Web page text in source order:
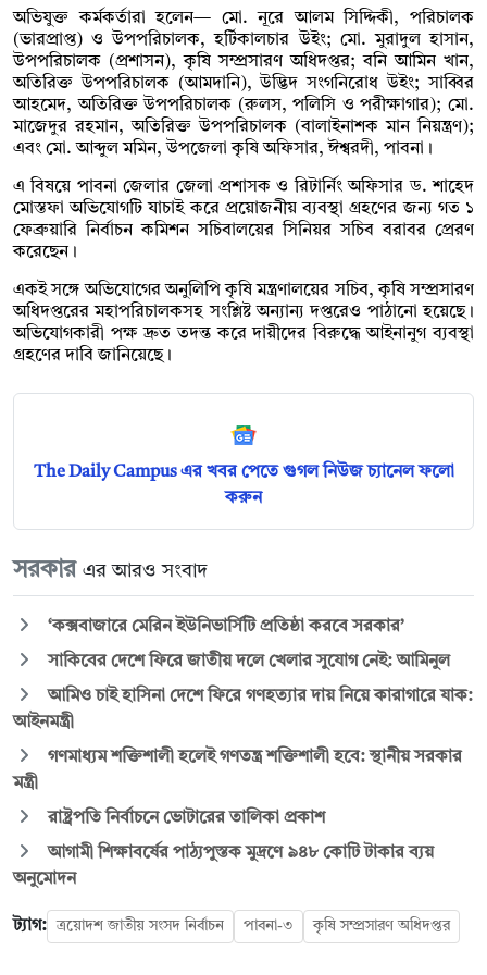
অভিযুক্ত কর্মকর্তারা হলেন— মো. নূরে আলম সিদ্দিকী, পরিচালক
(ভারপ্রাপ্ত) ও উপপরিচালক, হর্টিকালচার উইং; মো. মুরাদুল হাসান,
উপপরিচালক (প্রশাসন), কৃষি সম্প্রসারণ অধিদপ্তর; বনি আমিন খান,
অতিরিক্ত উপপরিচালক (আমদানি), উদ্ভিদ সংগনিরোধ উইং; সাব্বির
আহমেদ, অতিরিক্ত উপপরিচালক (রুলস, পলিসি ও পরীক্ষাগার); মো.
মাজেদুর রহমান, অতিরিক্ত উপপরিচালক (বালাইনাশক মান নিয়ন্ত্রণ);
এবং মো. আব্দুল মমিন, উপজেলা কৃষি অফিসার, ঈশ্বরদী, পাবনা।
এ বিষয়ে পাবনা জেলার জেলা প্রশাসক ও রিটার্নিং অফিসার ড. শাহেদ
মোস্তফা অভিযোগটি যাচাই করে প্রয়োজনীয় ব্যবস্থা গ্রহণের জন্য গত ১
ফেব্রুয়ারি নির্বাচন কমিশন সচিবালয়ের সিনিয়র সচিব বরাবর প্রেরণ
করেছেন।
একই সঙ্গে অভিযোগের অনুলিপি কৃষি মন্ত্রণালয়ের সচিব, কৃষি সম্প্রসারণ
অধিদপ্তরের মহাপরিচালকসহ সংশ্লিষ্ট অন্যান্য দপ্তরেও পাঠানো হয়েছে।
অভিযোগকারী পক্ষ দ্রুত তদন্ত করে দায়ীদের বিরুদ্ধে আইনানুগ ব্যবস্থা
গ্রহণের দাবি জানিয়েছে।
The Daily Campus এর খবর পেতে গুগল নিউজ চ্যানেল ফলো
করুন
সরকার এর আরও সংবাদ
‘কক্সবাজারে মেরিন ইউনিভার্সিটি প্রতিষ্ঠা করবে সরকার’
সাকিবের দেশে ফিরে জাতীয় দলে খেলার সুযোগ নেই: আমিনুল
আমিও চাই হাসিনা দেশে ফিরে গণহত্যার দায় নিয়ে কারাগারে যাক:
আইনমন্ত্রী
গণমাধ্যম শক্তিশালী হলেই গণতন্ত্র শক্তিশালী হবে: স্থানীয় সরকার
মন্ত্রী
রাষ্ট্রপতি নির্বাচনে ভোটারের তালিকা প্রকাশ
আগামী শিক্ষাবর্ষের পাঠ্যপুস্তক মুদ্রণে ৯৪৮ কোটি টাকার ব্যয়
অনুমোদন
ট্যাগ: ত্রয়োদশ জাতীয় সংসদ নির্বাচন পাবনা-৩ কৃষি সম্প্রসারণ অধিদপ্তর